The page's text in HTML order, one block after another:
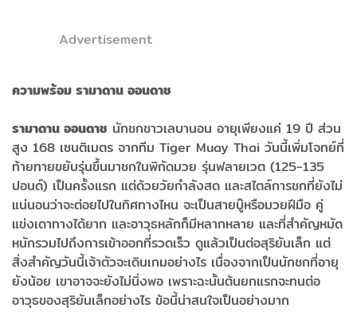
Advertisement
ความพร้อม รามาดาน ออนดาช
รามาดาน ออนดาช นักชกชาวเลบานอน อายุเพียงแค่ 19 ปี ส่วน
สูง 168 เซนติเมตร จากทีม Tiger Muay Thai วันนี้เพิ่มโจทย์ที่
ท้ายทายขยับรุ่นขึ้นมาชกในพิกัดมวย รุ่นฟลายเวต (125-135
ปอนด์) เป็นครั้งแรก แต่ด้วยวัยกำลังสด และสไตล์การชกที่ยังไม่
แน่นอนว่าจะต่อยไปในทิศทางไหน จะเป็นสายบู๊หรือมวยฝีมือ คู่
แข่งเดาทางได้ยาก และอาวุธหลักก็มีหลากหลาย และที่สำคัญหมัด
หนักรวมไปถึงการเข้าออกที่รวดเร็ว ดูแล้วเป็นต่อสุริยันเล็ก แต่
สิ่งสำคัญวันนี้เจ้าตัวจะเดินเกมอย่างไร เนื่องจากเป็นนักชกที่อายุ
ยังน้อย เขาอาจจะยังไม่นิ่งพอ เพราะฉะนั้นต้นยกแรกจะทนต่อ
อาวุธของสุริยันเล็กอย่างไร ข้อนี้น่าสนใจเป็นอย่างมาก